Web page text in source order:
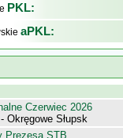
PKL:
aPKL:
Czerwiec 2026
Okręgowe Słupsk
Prezesa STB